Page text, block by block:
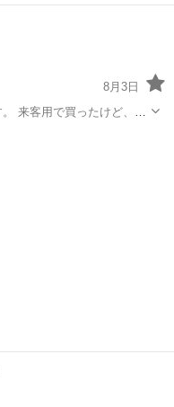
堂利用可能／マイカー通
8月3日
来客用で買ったけど、２